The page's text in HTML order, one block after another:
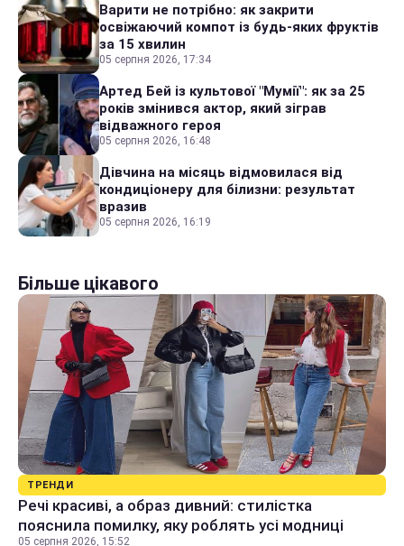
Варити не потрібно: як закрити
освіжаючий компот із будь-яких фруктів
за 15 хвилин
05 серпня 2026, 17:34
Артед Бей із культової "Мумії": як за 25
років змінився актор, який зіграв
відважного героя
05 серпня 2026, 16:48
Дівчина на місяць відмовилася від
кондиціонеру для білизни: результат
вразив
05 серпня 2026, 16:19
Більше цікавого
ТРЕНДИ
Речі красиві, а образ дивний: стилістка
пояснила помилку, яку роблять усі модниці
05 серпня 2026, 15:52